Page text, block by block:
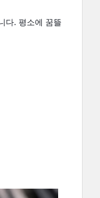
다. 평소에 꿈뜰